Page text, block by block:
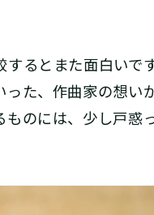
るとまた面白いで
た、作曲家の想い
のには、少し戸惑